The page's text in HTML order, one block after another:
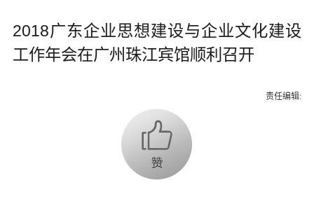
2018广东企业思想建设与企业文化建设
工作年会在广州珠江宾馆顺利召开
责任编辑: